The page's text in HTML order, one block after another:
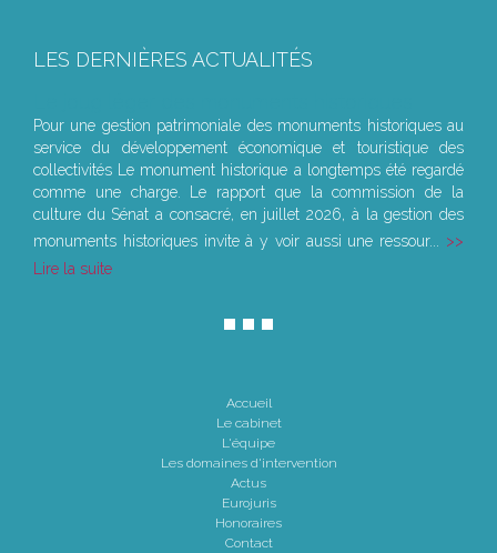
LES DERNIÈRES ACTUALITÉS
Pour une gestion patrimoniale des monuments historiques au
service du développement économique et touristique des
collectivités Le monument historique a longtemps été regardé
comme une charge. Le rapport que la commission de la
culture du Sénat a consacré, en juillet 2026, à la gestion des
monuments historiques invite à y voir aussi une ressour...
Lire la suite
Accueil
Le cabinet
L'équipe
Les domaines d'intervention
Actus
Eurojuris
Honoraires
Contact